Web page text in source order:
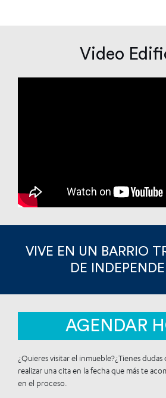
Video
VIVE EN UN BARRIO
DE
AGENDAR
¿Quieres visitar el inmueble?¿Tienes
realizar una cita en la fecha que más te
en el proceso.